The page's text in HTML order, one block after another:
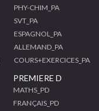
PHY-CHIM_PA
SVT_PA
ESPAGNOL_PA
ALLEMAND_PA
COURS+EXERCICES_PA
PREMIERE D
MATHS_PD
FRANÇAIS_PD